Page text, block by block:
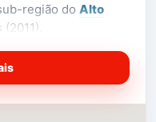
região do Alto
km² de área[1]e
em